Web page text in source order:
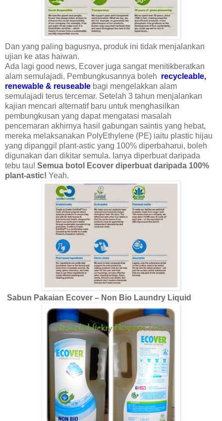
Dan yang paling bagusnya, produk ini tidak menjalankan
ujian ke atas haiwan.
Ada lagi good news, Ecover juga sangat menitikberatkan
alam semulajadi. Pembungkusannya boleh recycleable,
renewable & reuseable bagi mengelakkan alam
semulajadi terus tercemar. Setelah 3 tahun menjalankan
kajian mencari alternatif baru untuk menghasilkan
pembungkusan yang dapat mengatasi masalah
pencemaran akhirnya hasil gabungan saintis yang hebat,
mereka melaksanakan PolyEthylene (PE) iaitu plastic hijau
yang dipanggil plant-astic yang 100% diperbaharui, boleh
digunakan dan dikitar semula. Ianya diperbuat daripada
tebu tau! Semua botol Ecover diperbuat daripada 100%
plant-astic! Yeah.
Sabun Pakaian Ecover – Non Bio Laundry Liquid